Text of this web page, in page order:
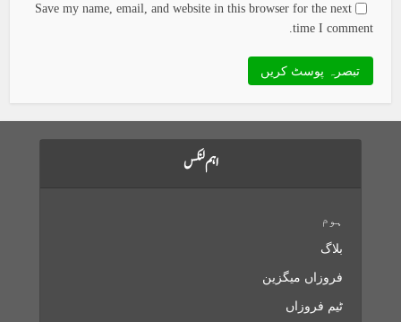
Save my name, email, and website in this browser for the next
time I comment.
اہم لنکس
ہوم
بلاگ
فروزاں میگزین
ٹیم فروزاں